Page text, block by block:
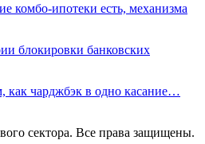
комбо-ипотеки есть, механизма
блокировки банковских
чарджбэк в одно касание…
сектора. Все права защищены.